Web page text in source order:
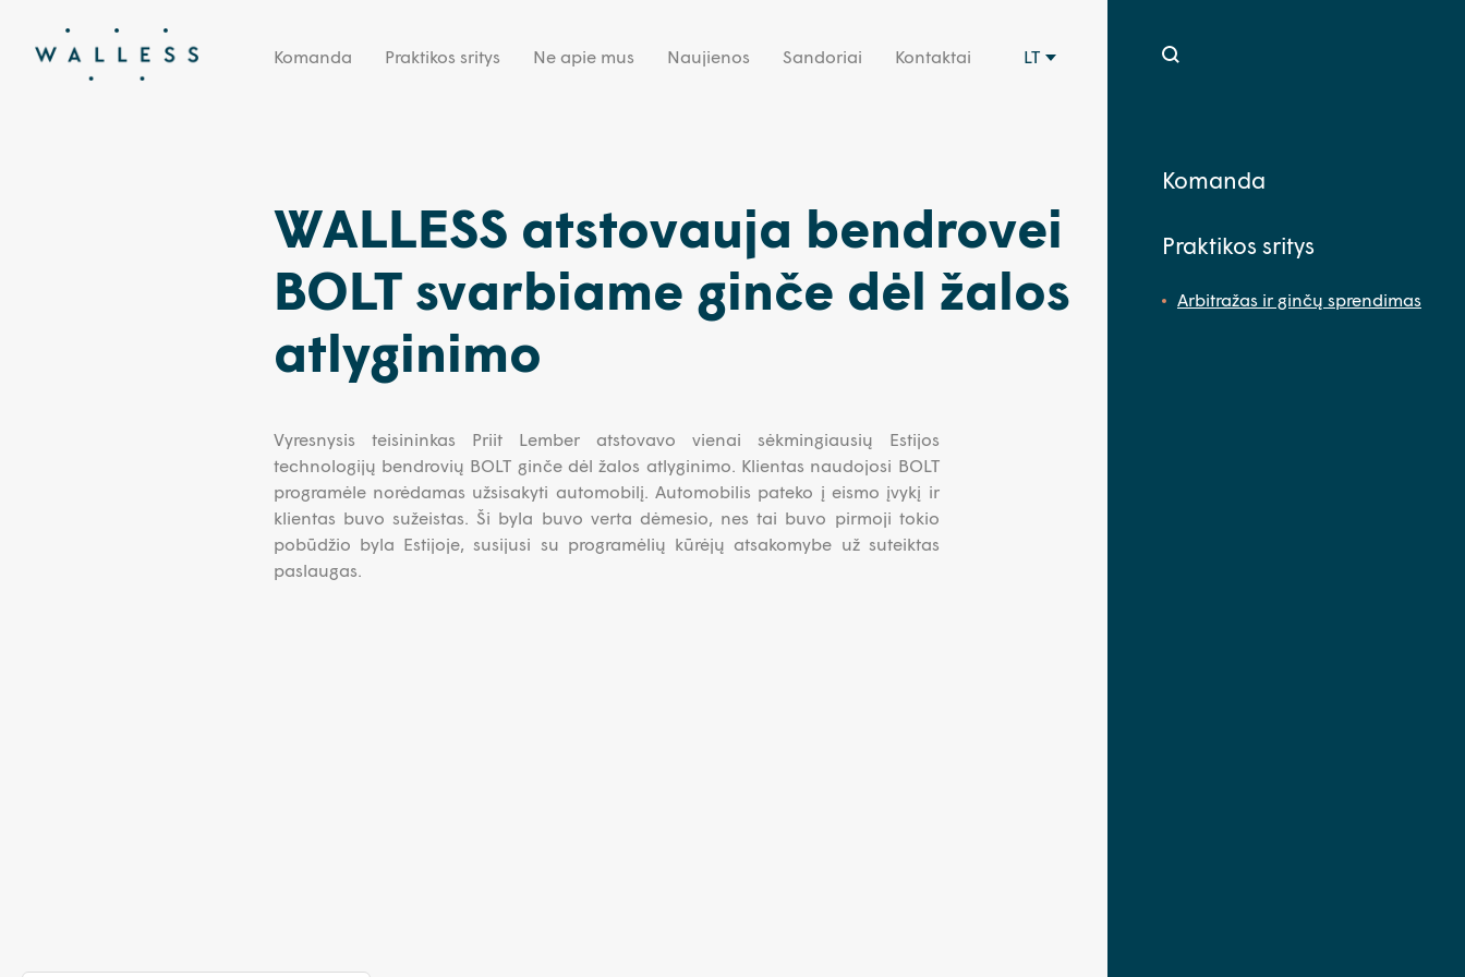
Komanda Praktikos sritys Ne apie mus Naujienos Sandoriai Kontaktai LT
WALLESS atstovauja bendrovei
BOLT svarbiame ginče dėl žalos
atlyginimo
Vyresnysis teisininkas Priit Lember atstovavo vienai sėkmingiausių Estijos
technologijų bendrovių BOLT ginče dėl žalos atlyginimo. Klientas naudojosi BOLT
programėle norėdamas užsisakyti automobilį. Automobilis pateko į eismo įvykį ir
klientas buvo sužeistas. Ši byla buvo verta dėmesio, nes tai buvo pirmoji tokio
pobūdžio byla Estijoje, susijusi su programėlių kūrėjų atsakomybe už suteiktas
paslaugas.
Komanda
Praktikos sritys
Arbitražas ir ginčų sprendimas